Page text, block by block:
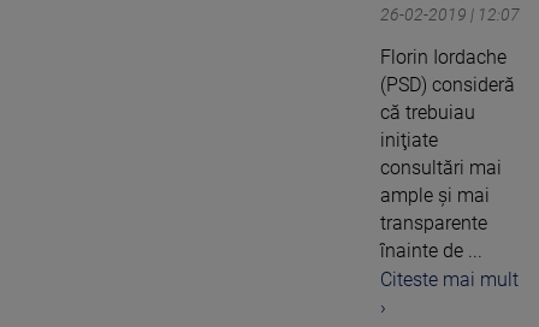
26-02-2019 | 12:07
Florin Iordache
(PSD) consideră
că trebuiau
iniţiate
consultări mai
ample şi mai
transparente
înainte de ...
Citeste mai mult
›